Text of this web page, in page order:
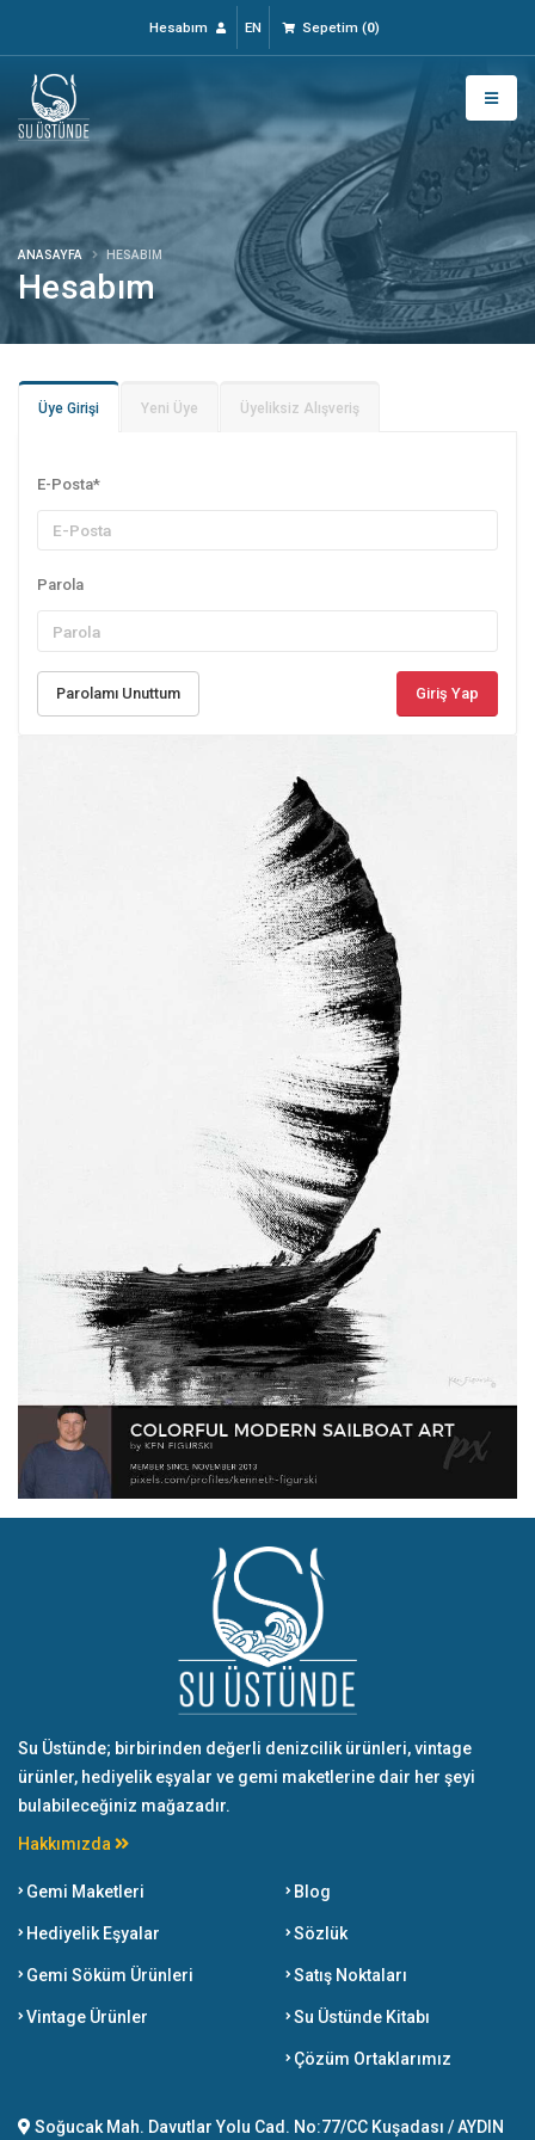
Hesabım EN Sepetim (0)
Hesabım
ANASAYFA HESABIM
Üye Girişi Yeni Üye Üyeliksiz Alışveriş
E-Posta*
Parola
Parolamı Unuttum Giriş Yap
Su Üstünde; birbirinden değerli denizcilik ürünleri, vintage
ürünler, hediyelik eşyalar ve gemi maketlerine dair her şeyi
bulabileceğiniz mağazadır.
Hakkımızda
Gemi Maketleri
Hediyelik Eşyalar
Gemi Söküm Ürünleri
Vintage Ürünler
Blog
Sözlük
Satış Noktaları
Su Üstünde Kitabı
Çözüm Ortaklarımız
Soğucak Mah. Davutlar Yolu Cad. No:77/CC Kuşadası / AYDIN